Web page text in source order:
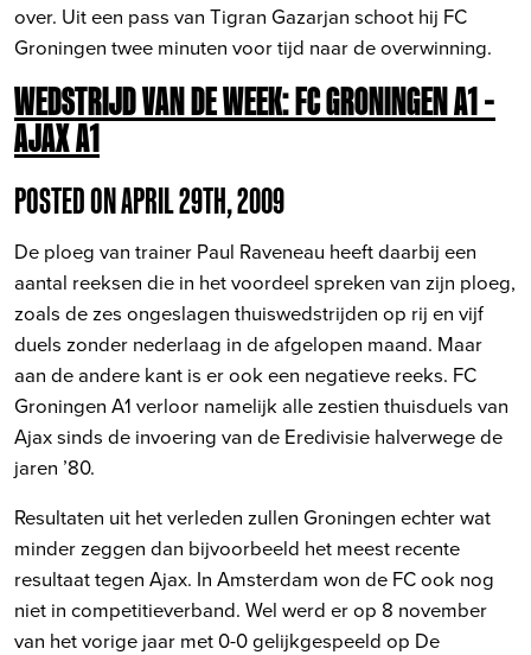
over. Uit een pass van Tigran Gazarjan schoot hij FC
Groningen twee minuten voor tijd naar de overwinning.
WEDSTRIJD VAN DE WEEK: FC GRONINGEN A1 –
AJAX A1
POSTED ON APRIL 29TH, 2009
De ploeg van trainer Paul Raveneau heeft daarbij een
aantal reeksen die in het voordeel spreken van zijn ploeg,
zoals de zes ongeslagen thuiswedstrijden op rij en vijf
duels zonder nederlaag in de afgelopen maand. Maar
aan de andere kant is er ook een negatieve reeks. FC
Groningen A1 verloor namelijk alle zestien thuisduels van
Ajax sinds de invoering van de Eredivisie halverwege de
jaren ’80.
Resultaten uit het verleden zullen Groningen echter wat
minder zeggen dan bijvoorbeeld het meest recente
resultaat tegen Ajax. In Amsterdam won de FC ook nog
niet in competitieverband. Wel werd er op 8 november
van het vorige jaar met 0-0 gelijkgespeeld op De